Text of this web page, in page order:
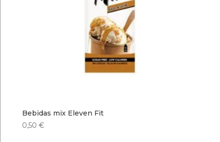
Bebidas mix Eleven Fit
0,50 €